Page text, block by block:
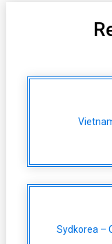
Sydkorea –